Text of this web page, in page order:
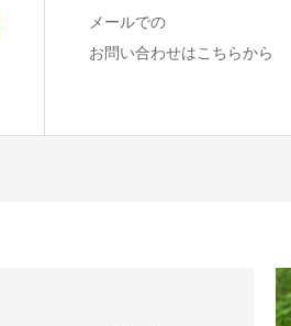
メールでの
お問い合わせはこちらから